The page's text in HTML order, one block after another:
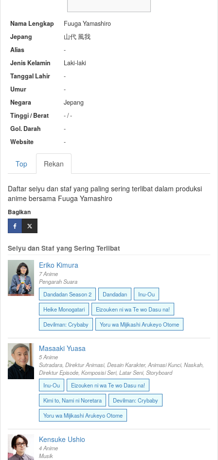
Nama Lengkap
Fuuga Yamashiro
Jepang
山代 風我
Alias
-
Jenis Kelamin
Laki-laki
Tanggal Lahir
-
Umur
-
Negara
Jepang
Tinggi / Berat
- / -
Gol. Darah
-
Website
-
Top Rekan
Daftar seiyu dan staf yang paling sering terlibat dalam produksi
anime bersama Fuuga Yamashiro
Bagikan
Seiyu dan Staf yang Sering Terlibat
Eriko Kimura
7 Anime
Pengarah Suara
Dandadan Season 2
Dandadan
Inu-Ou
Heike Monogatari
Eizouken ni wa Te wo Dasu na!
Devilman: Crybaby
Yoru wa Mijikashi Arukeyo Otome
Masaaki Yuasa
5 Anime
Sutradara, Direktur Animasi, Desain Karakter, Animasi Kunci, Naskah,
Direktur Episode, Komposisi Seri, Latar Seni, Storyboard
Inu-Ou
Eizouken ni wa Te wo Dasu na!
Kimi to, Nami ni Noretara
Devilman: Crybaby
Yoru wa Mijikashi Arukeyo Otome
Kensuke Ushio
4 Anime
Musik